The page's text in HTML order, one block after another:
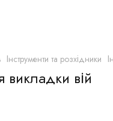
Інструменти та розхідники
вій